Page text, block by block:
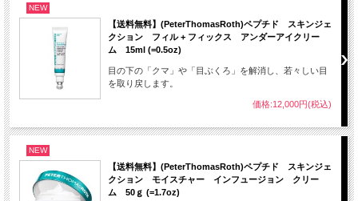
NEW
【送料無料】(PeterThomasRoth)ペプチド スキンジェ
クション フィル + フィックス アンダーアイクリー
ム 15ml (=0.5oz)
目の下の「クマ」や「目ぶくろ」を解消し、若々しい目
を取り戻します。
価格:12,000円(税込)
NEW
【送料無料】(PeterThomasRoth)ペプチド スキンジェ
クション モイスチャー インフュージョン クリー
ム 50ｇ (=1.7oz)